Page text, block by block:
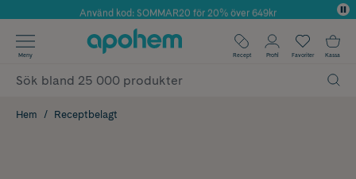
Årets Butik 2025 inom Skönhet
Använd kod: SOMMAR20 för 20% över 649kr
✓ Fri frakt
✓ Poäng på alla köp*
Meny Recept Profil Favoriter Kassa
Hem Receptbelagt